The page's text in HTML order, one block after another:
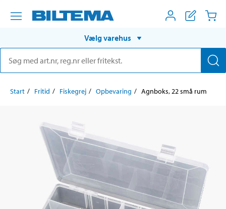
Vælg varehus
Start Fritid Fiskegrej Opbevaring Agnboks, 22 små rum